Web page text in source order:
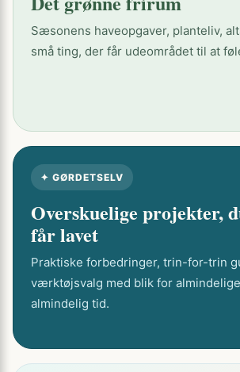
Sæsonens haveopgaver, planteliv,
små ting, der får udeområdet til at
✦ GØRDETSELV
Overskuelige projekter,
får lavet
Praktiske forbedringer, trin-for-trin
værktøjsvalg med blik for
almindelig tid.